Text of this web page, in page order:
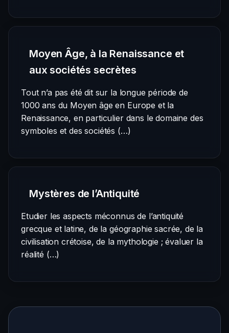
Moyen Âge, à la Renaissance et
aux sociétés secrètes
Tout n’a pas été dit sur la longue période de
1000 ans du Moyen âge en Europe et la
Renaissance, en particulier dans le domaine des
symboles et des sociétés (…)
Mystères de l’Antiquité
Etudier les aspects méconnus de l’antiquité
grecque et latine, de la géographie sacrée, de la
civilisation crétoise, de la mythologie ; évaluer la
réalité (…)